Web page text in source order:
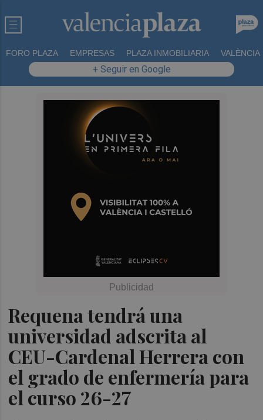
FORO PLAZA EMPRESAS PLAZA INMOBILIARIA VALÈNCIA
+ Seguir en Google
Requena tendrá una
universidad adscrita al
CEU-Cardenal Herrera con
el grado de enfermería para
el curso 26-27